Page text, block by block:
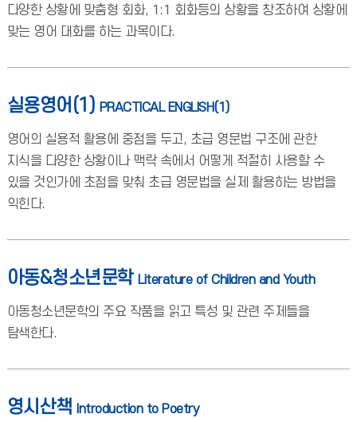
다양한 상황에 맞춤형 회화, 1:1 회화등의 상황을 창조하여 상황에
맞는 영어 대화를 하는 과목이다.
실용영어(1) PRACTICAL ENGLISH(1)
영어의 실용적 활용에 중점을 두고, 초급 영문법 구조에 관한
지식을 다양한 상황이나 맥락 속에서 어떻게 적절히 사용할 수
있을 것인가에 초점을 맞춰 초급 영문법을 실제 활용하는 방법을
익힌다.
아동&청소년문학 Literature of Children and Youth
아동청소년문학의 주요 작품을 읽고 특성 및 관련 주제들을
탐색한다.
영시산책 Introduction to Poetry